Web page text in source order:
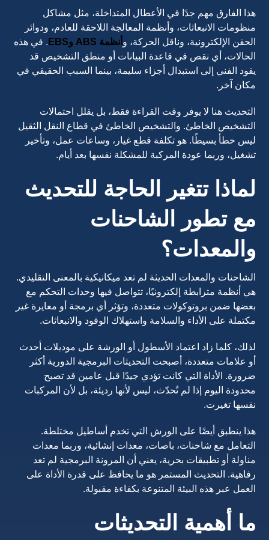
هذا الفارق مهم جدًا في الأعطال المتداخلة، مثل مشاكل
منظومات الانبعاثات، وأنظمة المعالجة اللاحقة للعادم، ودوائر
الحقن الإلكترونية، وناقل الحركة، و أنظمة ABS وEBS
. في هذه
الحالات، أي نقص في قاعدة البيانات أو منطق التشخيص قد
يقود الفني إلى استبدال أجزاء سليمة، بينما السبب الحقيقي في
مكان آخر.
التحديث هنا لا يوفر وقت القراءة فقط، بل يقلل احتمالات
التشخيص الخاطئ. والتشخيص الخاطئ في قطاع النقل الثقيل
ليس خطأ بسيطًا. هو تكلفة قطع غيار، وساعات عمل، وتأخير
تشغيل، وربما عودة المركبة للمشكلة نفسها بعد أيام.
لماذا تتغير الحاجة للتحديث
مع تطور الشاحنات
والمعدات؟
الشاحنات والمعدات الحديثة لم تعد ميكانيكية بالمعنى التقليدي.
هي أنظمة مترابطة إلكترونيًا، تتواصل فيها وحدات التحكم مع
بعضها ضمن بروتوكولات متعددة، وتؤثر أي برمجة أو معايرة غير
مكتملة على الأداء والسلامة واستهلاك الوقود والانبعاثات.
لذلك، كلما زاد اعتماد الأسطول أو الورشة على موديلات أحدث
أو علامات متعددة، أصبحت التحديثات البرمجية الدورية أكثر
ضرورة. الأداة التي كانت تؤدي جيدًا قبل عامين قد تصبح
محدودة اليوم إذا لم تُحدّث، ليس لأنها رديئة، بل لأن المركبات
نفسها تغيرت.
هذا ينطبق أيضًا على الورش التي تخدم أساطيل مختلطة.
التعامل مع شاحنات، باصات، معدات إنشائية، وربما معدات
مناولة أو تطبيقات بحرية، يعني أن المرونة البرمجية لم تعد
رفاهية. التحديث المستمر هو ما يحافظ على قدرة الأداة على
العمل عبر هذه البيئة المتنوعة بكفاءة مقبولة.
ما أهمية التحديثات